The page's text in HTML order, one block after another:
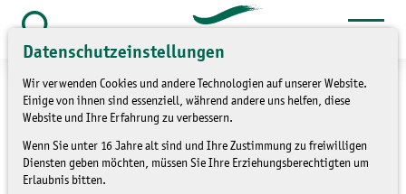
Datenschutzeinstellungen
Wir verwenden Cookies und andere Technologien auf unserer Website.
Einige von ihnen sind essenziell, während andere uns helfen, diese
Website und Ihre Erfahrung zu verbessern.
Wenn Sie unter 16 Jahre alt sind und Ihre Zustimmung zu freiwilligen
Diensten geben möchten, müssen Sie Ihre Erziehungsberechtigten um
Erlaubnis bitten.
Zum
InhaltSuche
öffnen
Themen » Umweltbildung